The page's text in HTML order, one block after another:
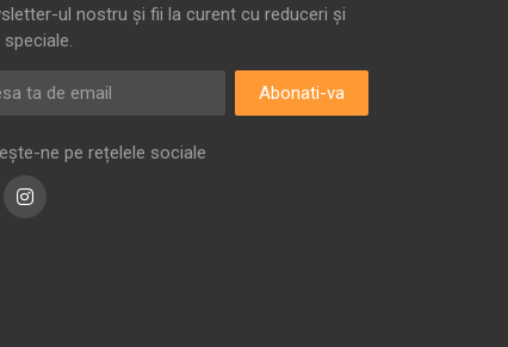
ul nostru și fii la curent cu reduceri și
Abonati-va
ne pe rețelele sociale
Instagram